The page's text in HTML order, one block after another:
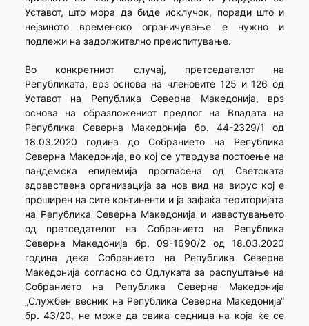
Уставот, што мора да биде исклучок, поради што и
нејзиното временско ограничување е нужно и
подлежи на задолжително преиспитување.
Во конкретниот случај, претседателот на
Републиката, врз основа на членовите 125 и 126 од
Уставот на Република Северна Македонија, врз
основа на образложениот предлог на Владата на
Република Северна Македонија бр. 44-2329/1 од
18.03.2020 година до Собранието на Република
Северна Македонија, во кој се утврдува постоење на
пандемска епидемија прогласена од Светската
здравствена организација за нов вид на вирус кој е
проширен на сите континенти и ја зафаќа територијата
на Република Северна Македонија и известувањето
од претседателот на Собранието на Република
Северна Македонија бр. 09-1690/2 од 18.03.2020
година дека Собранието на Република Северна
Македонија согласно со Одлуката за распуштање на
Собранието на Република Северна Македонија
„Службен весник на Република Северна Македонија“
бр. 43/20, не може да свика седница на која ќе се